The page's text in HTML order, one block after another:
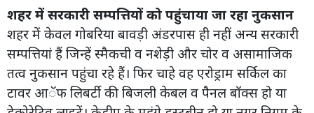
शहर में सरकारी सम्पत्तियों को पहुंचाया जा रहा नुकसान
शहर में केवल गोबरिया बावड़ी अंडरपास ही नहीं अन्य सरकारी
सम्पत्तियां हैं जिन्हें स्मैकची व नशेड़ी और चोर व असामाजिक
तत्व नुकसान पहुंचा रहे हैं। फिर चाहे वह एरोड्राम सर्किल का
टावर आॅफ लिबर्टी की बिजली केबल व पैनल बॉक्स हो या